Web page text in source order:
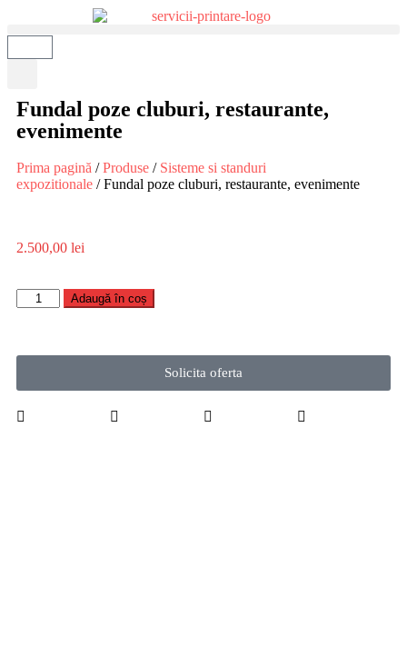
Fundal poze cluburi, restaurante,
evenimente
Prima pagină /Produse / Sisteme si standuri
expozitionale / Fundal poze cluburi, restaurante, evenimente
2.500,00 lei
Adaugă în coș
Solicita oferta